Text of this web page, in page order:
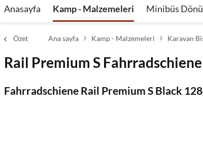
Anasayfa Kamp - Malzemeleri Minibüs
Özet Ana sayfa Kamp - Malzemeleri Karavan
Rail Premium S
Fahrradschiene Rail Premium S Black